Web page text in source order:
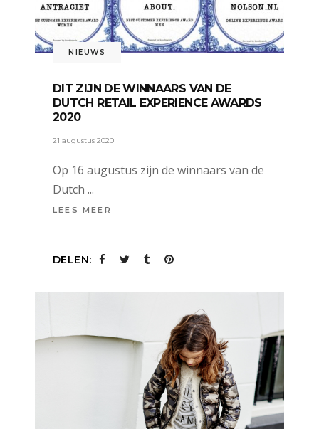
NIEUWS
DIT ZIJN DE WINNAARS VAN DE
DUTCH RETAIL EXPERIENCE AWARDS
2020
21 augustus 2020
Op 16 augustus zijn de winnaars van de
Dutch
LEES MEER
DELEN: